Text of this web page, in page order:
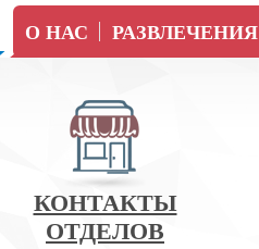
О НАС РАЗВЛЕЧЕНИЯ
КОНТАКТЫ
ОТДЕЛОВ